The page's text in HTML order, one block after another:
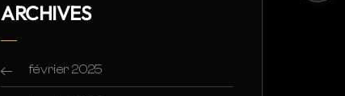
ARCHIVES
février 2025